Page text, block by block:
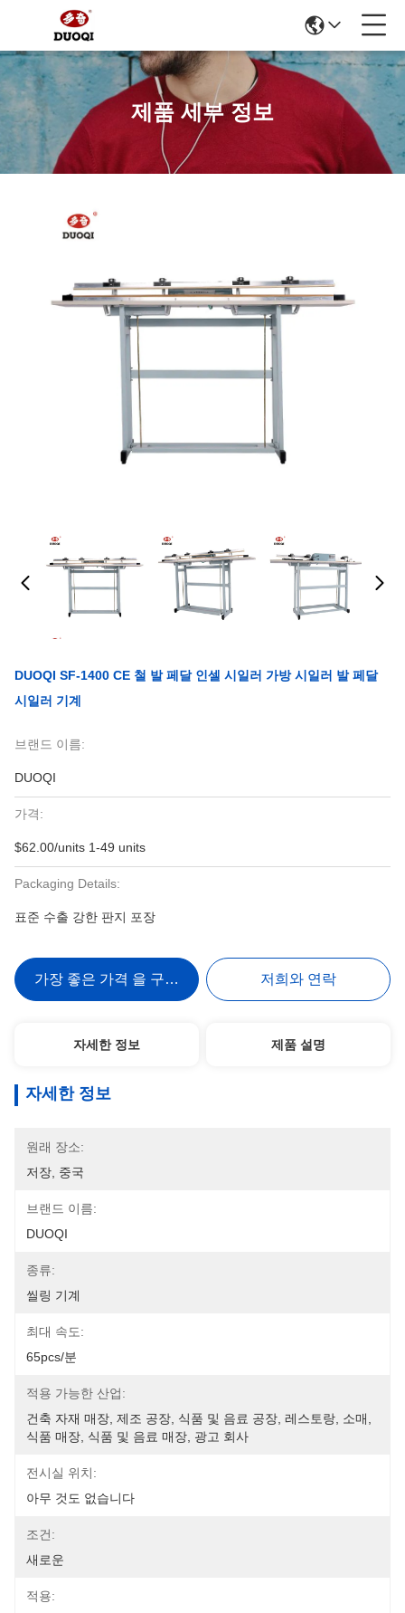
제품 세부 정보
DUOQI SF-1400 CE 철 발 페달 인셀 시일러 가방 시일러 발 페달
시일러 기계
브랜드 이름:
DUOQI
가격:
$62.00/units 1-49 units
Packaging Details:
표준 수출 강한 판지 포장
가장 좋은 가격 을 구하라 저희와 연락
자세한 정보 제품 설명
자세한 정보
원래 장소:
저장, 중국
브랜드 이름:
DUOQI
종류:
씰링 기계
최대 속도:
65pcs/분
적용 가능한 산업:
건축 자재 매장, 제조 공장, 식품 및 음료 공장, 레스토랑, 소매,
식품 매장, 식품 및 음료 매장, 광고 회사
전시실 위치:
아무 것도 없습니다
조건:
새로운
적용: